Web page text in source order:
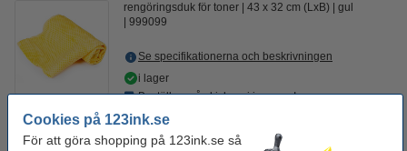
Cookies på 123ink.se
För att göra shopping på 123ink.se så
rengöringsduk för toner 43 x 32 cm (LxB)
gul
999099
Se specifikationerna och beskrivningen
i lager
Beställ nu så skickar vi imorgon!
19 kr